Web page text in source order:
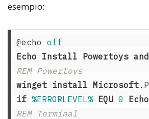
esempio:
@echo off
Echo Install Powertoys and
REM Powertoys
winget
install Microsoft
if %ERRORLEVEL% EQU 0 Echo
REM Terminal